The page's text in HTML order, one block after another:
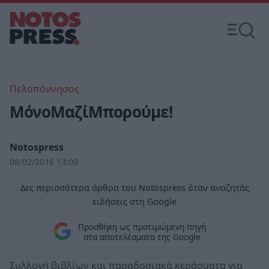
Πελοπόννησος
ΜόνοΜαζίΜπορούμε!
Notospress
08/02/2016 13:09
Δες περισσότερα άρθρα του Notospress όταν αναζητάς
ειδήσεις στη Google
Προσθήκη ως προτιμώμενη πηγή
στα αποτελέσματα της Google
Συλλογή βιβλίων και παραδοσιακά κεράσματα για